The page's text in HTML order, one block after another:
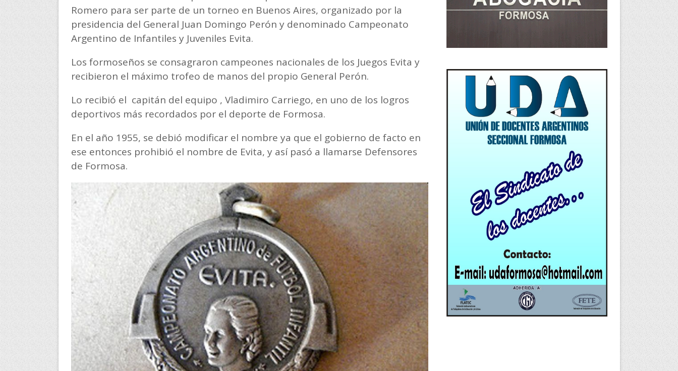
Romero para ser parte de un torneo en Buenos Aires, organizado por la
presidencia del General Juan Domingo Perón y denominado Campeonato
Argentino de Infantiles y Juveniles Evita.
Los formoseños se consagraron campeones nacionales de los Juegos Evita y
recibieron el máximo trofeo de manos del propio General Perón.
Lo recibió el capitán del equipo , Vladimiro Carriego, en uno de los logros
deportivos más recordados por el deporte de Formosa.
En el año 1955, se debió modificar el nombre ya que el gobierno de facto en
ese entonces prohibió el nombre de Evita, y así pasó a llamarse Defensores
de Formosa.